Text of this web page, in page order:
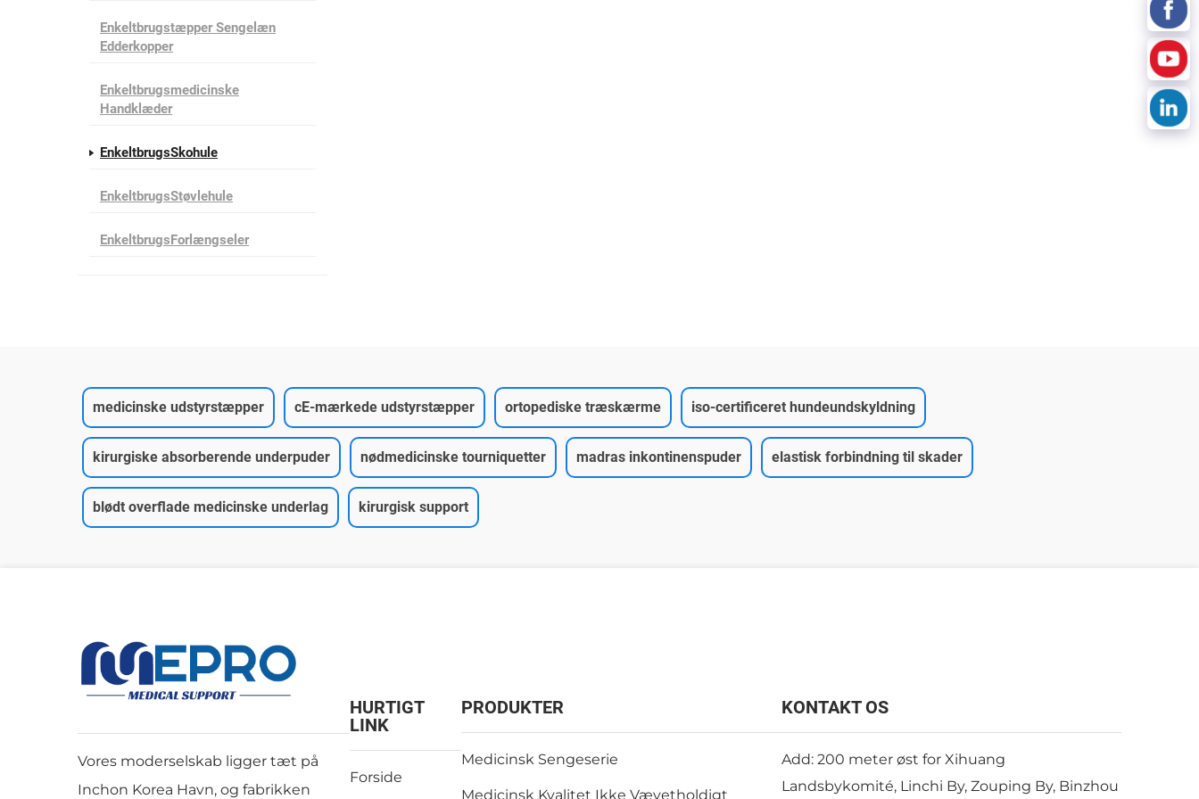
Enkeltbrugstæpper Sengelæn
Edderkopper
Enkeltbrugsmedicinske
Handklæder
EnkeltbrugsSkohule
EnkeltbrugsStøvlehule
EnkeltbrugsForlængseler
medicinske udstyrstæpper cE-mærkede udstyrstæpper ortopediske træskærme iso-certificeret hundeundskyldning
kirurgiske absorberende underpuder nødmedicinske tourniquetter madras inkontinenspuder elastisk forbindning til skader
blødt overflade medicinske underlag kirurgisk support
Vores moderselskab ligger tæt på
Inchon Korea Havn, og fabrikken
HURTIGT
LINK
Forside
PRODUKTER
Medicinsk Sengeserie
Medicinsk Kvalitet Ikke Vævetholdigt
KONTAKT OS
Add: 200 meter øst for Xihuang
Landsbykomité, Linchi By, Zouping By, Binzhou